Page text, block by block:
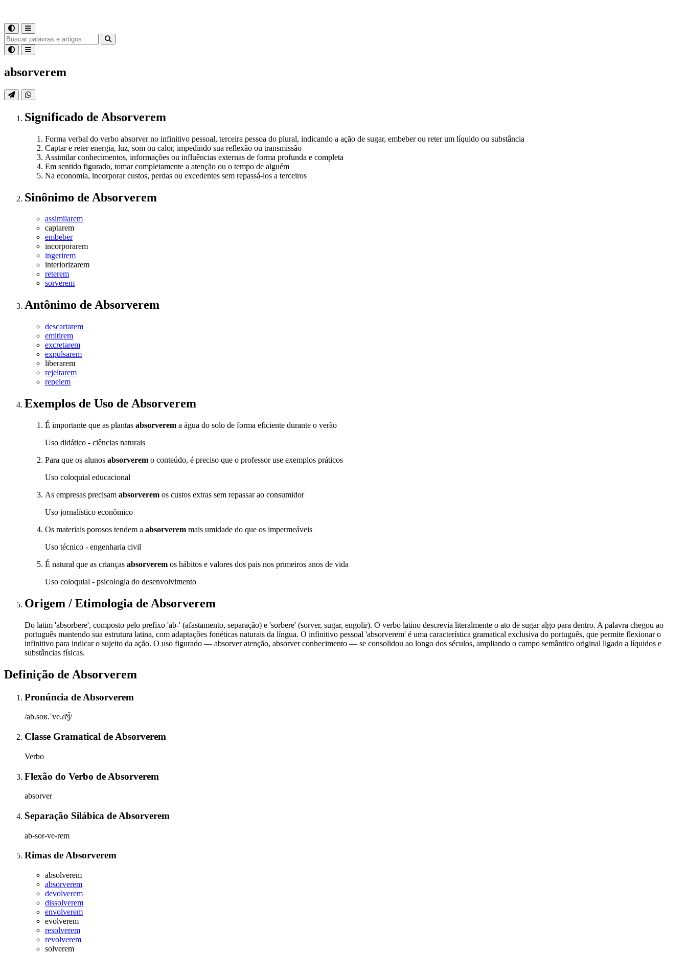
absorverem
Significado de Absorverem
Forma verbal do verbo absorver no infinitivo pessoal, terceira pessoa do plural, indicando a ação de sugar, embeber ou reter um líquido ou substância
Captar e reter energia, luz, som ou calor, impedindo sua reflexão ou transmissão
Assimilar conhecimentos, informações ou influências externas de forma profunda e completa
Em sentido figurado, tomar completamente a atenção ou o tempo de alguém
Na economia, incorporar custos, perdas ou excedentes sem repassá-los a terceiros
Sinônimo de Absorverem
assimilarem
captarem
embeber
incorporarem
ingerirem
interiorizarem
reterem
sorverem
Antônimo de Absorverem
descartarem
emitirem
excretarem
expulsarem
liberarem
rejeitarem
repelem
Exemplos de Uso de Absorverem
É importante que as plantas absorverem a água do solo de forma eficiente durante o verão
Uso didático - ciências naturais
Para que os alunos absorverem o conteúdo, é preciso que o professor use exemplos práticos
Uso coloquial educacional
As empresas precisam absorverem os custos extras sem repassar ao consumidor
Uso jornalístico econômico
Os materiais porosos tendem a absorverem mais umidade do que os impermeáveis
Uso técnico - engenharia civil
É natural que as crianças absorverem os hábitos e valores dos pais nos primeiros anos de vida
Uso coloquial - psicologia do desenvolvimento
Origem / Etimologia de Absorverem
Do latim 'absorbere', composto pelo prefixo 'ab-' (afastamento, separação) e 'sorbere' (sorver, sugar, engolir). O verbo latino descrevia literalmente o ato de sugar algo para dentro. A palavra chegou ao
português mantendo sua estrutura latina, com adaptações fonéticas naturais da língua. O infinitivo pessoal 'absorverem' é uma característica gramatical exclusiva do português, que permite flexionar o
infinitivo para indicar o sujeito da ação. O uso figurado — absorver atenção, absorver conhecimento — se consolidou ao longo dos séculos, ampliando o campo semântico original ligado a líquidos e
substâncias físicas.
Definição de Absorverem
Pronúncia de Absorverem
/ab.soʁ.ˈve.ɾẽj̃/
Classe Gramatical de Absorverem
Verbo
Flexão do Verbo de Absorverem
absorver
Separação Silábica de Absorverem
ab-sor-ve-rem
Rimas deAbsorverem
absolverem
absorverem
devolverem
dissolverem
envolverem
evolverem
resolverem
revolverem
solverem